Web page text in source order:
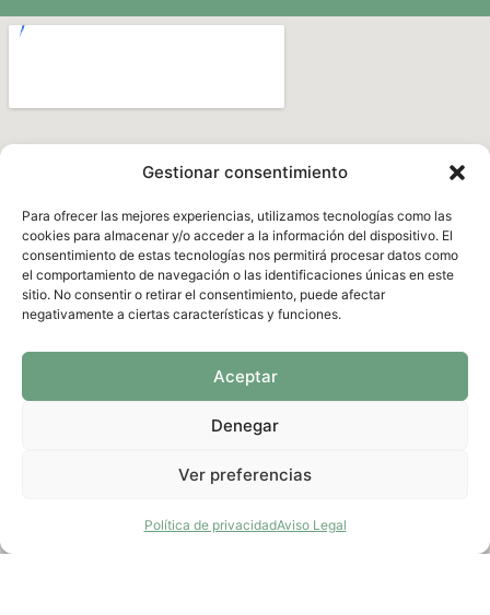
Gestionar consentimiento
Para ofrecer las mejores experiencias, utilizamos tecnologías como las
cookies para almacenar y/o acceder a la información del dispositivo. El
consentimiento de estas tecnologías nos permitirá procesar datos como
el comportamiento de navegación o las identificaciones únicas en este
sitio. No consentir o retirar el consentimiento, puede afectar
negativamente a ciertas características y funciones.
Aceptar
Denegar
Ver preferencias
Política de privacidadAviso Legal